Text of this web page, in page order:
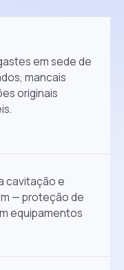
em sede de
mancais
originais
cavitação e
— proteção de
equipamentos